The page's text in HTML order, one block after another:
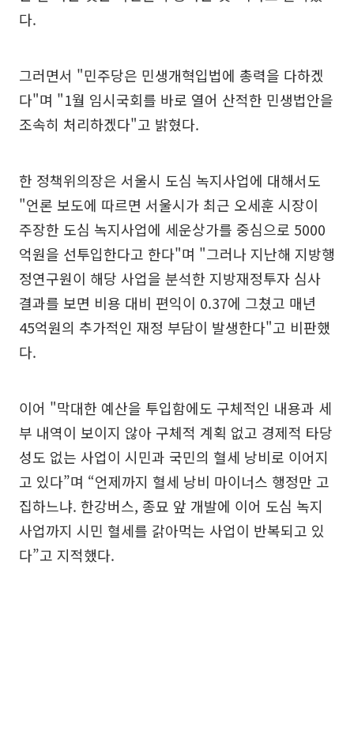
다.
그러면서 "민주당은 민생개혁입법에 총력을 다하겠
다"며 "1월 임시국회를 바로 열어 산적한 민생법안을
조속히 처리하겠다"고 밝혔다.
한 정책위의장은 서울시 도심 녹지사업에 대해서도
"언론 보도에 따르면 서울시가 최근 오세훈 시장이
주장한 도심 녹지사업에 세운상가를 중심으로 5000
억원을 선투입한다고 한다"며 "그러나 지난해 지방행
정연구원이 해당 사업을 분석한 지방재정투자 심사
결과를 보면 비용 대비 편익이 0.37에 그쳤고 매년
45억원의 추가적인 재정 부담이 발생한다"고 비판했
다.
이어 "막대한 예산을 투입함에도 구체적인 내용과 세
부 내역이 보이지 않아 구체적 계획 없고 경제적 타당
성도 없는 사업이 시민과 국민의 혈세 낭비로 이어지
고 있다”며 “언제까지 혈세 낭비 마이너스 행정만 고
집하느냐. 한강버스, 종묘 앞 개발에 이어 도심 녹지
사업까지 시민 혈세를 갉아먹는 사업이 반복되고 있
다”고 지적했다.